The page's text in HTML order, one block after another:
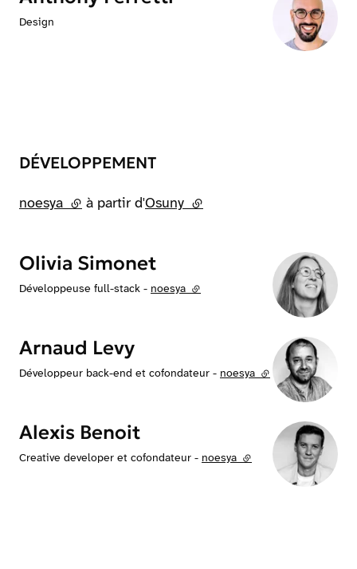
Design
DÉVELOPPEMENT
noesya (lien externe)
à partir d'Osuny (lien externe)
Olivia Simonet
Développeuse full-stack - noesya (lien externe)
Arnaud Levy
Développeur back-end et cofondateur - noesya (lien externe)
Alexis Benoit
Creative developer et cofondateur - noesya (lien externe)